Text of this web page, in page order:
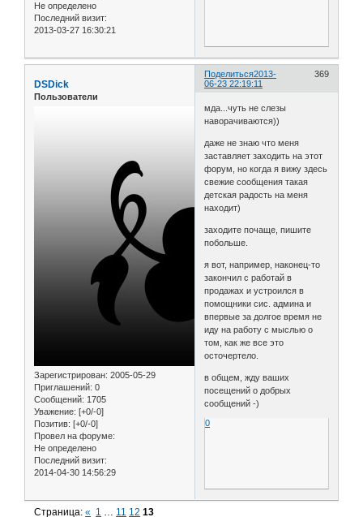
Не определено
Последний визит:
2013-03-27 16:30:21
Поделиться 369
2013-
06-23 22:19:11
DSDick
Пользователи
Зарегистрирован: 2005-05-29
Приглашений: 0
Сообщений: 1705
Уважение: [+0/-0]
Позитив: [+0/-0]
Провел на форуме:
Не определено
Последний визит:
2014-04-30 14:56:29
мда...чуть не слезы
наворачиваются))
даже не знаю что меня
заставляет заходить на этот
форум, но когда я вижу здесь
свежие сообщения такая
детская радость на меня
находит)
заходите почаще, пишите
побольше.
я вот, например, наконец-то
закончил с работай в
продажах и устроился в
помощники сис. админа и
впервые за долгое время не
иду на работу с мыслью о
том, как же все это
осточертело.
в общем, жду ваших
посещений о добрых
сообщений -)
0
Страница:« 1 … 11 12 13